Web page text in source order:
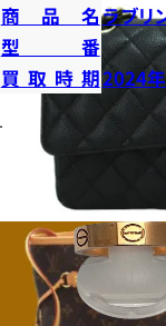
商品名ラブリ
型番
買取時期2024